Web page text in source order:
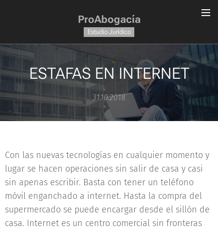
ProAbogacía
Estudio Jurídico
ESTAFAS EN INTERNET
31.10.2018
Con las nuevas tecnologías en cualquier momento y
lugar se hacen operaciones sin salir de casa y casi
sin apenas escribir. Basta con tener un teléfono
móvil enganchado a internet. Hasta la compra del
supermercado se puede encargar desde el sillón de
casa. Internet es un centro comercial sin fronteras